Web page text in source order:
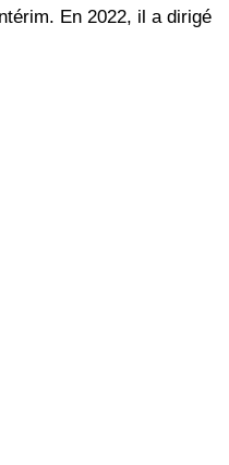
En 2022, il a dirigé